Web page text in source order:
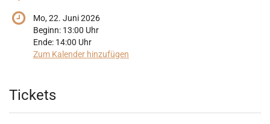
Mo, 22. Juni 2026
Beginn: 13:00 Uhr
Ende: 14:00 Uhr
Zum Kalender hinzufügen
Produkte
Tickets